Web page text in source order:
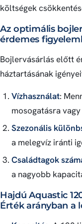
költségek
Az optimális
érdemes
Bojlervásárlás előtt
háztartásának
Vízhasználat:
mosogatásra
Szezonális
a melegvíz iránti
Családtagok
a nagyobb
Hajdú Aquastic
Érték arányban a